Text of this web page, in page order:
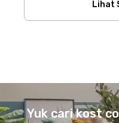
Lihat
Yuk cari kost